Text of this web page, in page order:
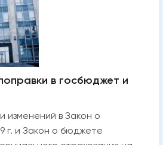
в госбюджет и
изменений в Закон о
г. и Закон о бюджете